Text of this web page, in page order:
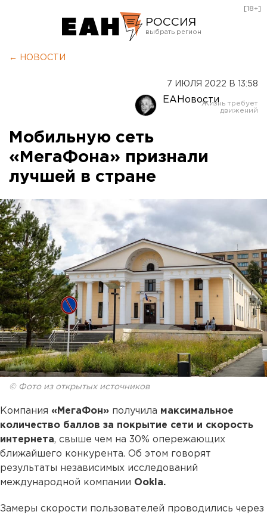
РОССИЯ
Оренбург
[18+]
← НОВОСТИ
7 ИЮЛЯ 2022 В 13:58
ЕАНовости
Мобильную сеть
«МегаФона» признали
лучшей в стране
© Фото из открытых источников
Компания «МегаФон» получила максимальное
количество баллов за покрытие сети и скорость
интернета, свыше чем на 30% опережающих
ближайшего конкурента. Об этом говорят
результаты независимых исследований
международной компании Ookla.
Замеры скорости пользователей проводились через